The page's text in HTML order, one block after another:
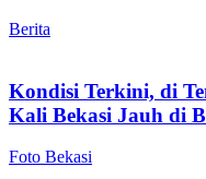
Berita
Kondisi Terkini, di
Kali Bekasi Jauh di
Foto Bekasi